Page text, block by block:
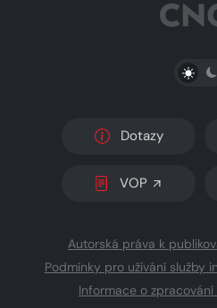
Dotazy
VOP
Autorská práva k
Podmínky pro užívání služby
Informace o